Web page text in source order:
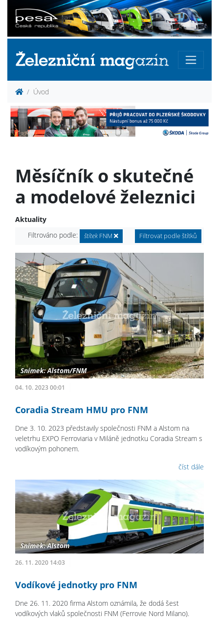
Úvod
Měsíčník o skutečné
a modelové železnici
Aktuality
Filtrováno podle:
štítek FNM Filtrovat podle štítků
04. 10. 2023 00:01
Coradia Stream HMU pro FNM
Dne 3. 10. 2023 představily společnosti FNM a Alstom na
veletrhu EXPO Ferroviaria v Miláně jednotku Coradia Stream s
vodíkovým pohonem.
číst dále
26. 11. 2020 14:03
Vodíkové jednotky pro FNM
Dne 26. 11. 2020 firma Alstom oznámila, že dodá šest
vodíkových vlaků společnosti FNM (Ferrovie Nord Milano).